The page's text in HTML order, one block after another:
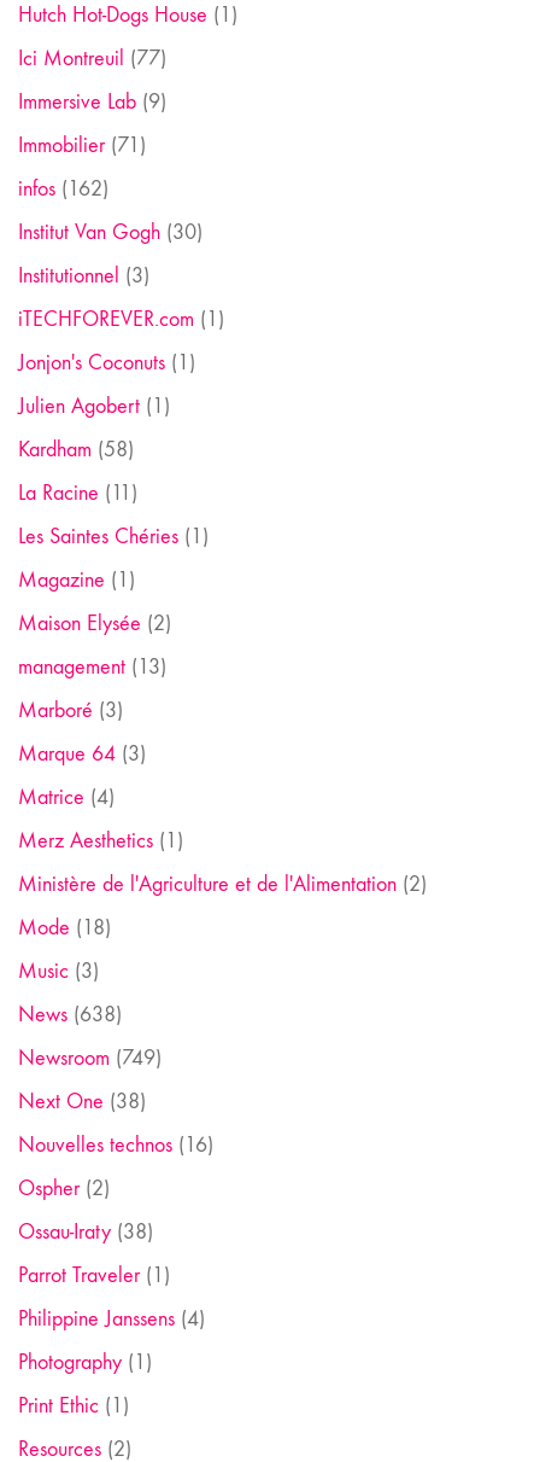
Hutch Hot-Dogs House (1)
Ici Montreuil (77)
Immersive Lab (9)
Immobilier(71)
infos (162)
Institut Van Gogh (30)
Institutionnel (3)
iTECHFOREVER.com (1)
Jonjon's Coconuts (1)
Julien Agobert (1)
Kardham (58)
La Racine (11)
Les Saintes Chéries (1)
Magazine (1)
Maison Elysée (2)
management (13)
Marboré (3)
Marque 64 (3)
Matrice (4)
Merz Aesthetics (1)
Ministère de l'Agriculture et de l'Alimentation (2)
Mode (18)
Music (3)
News (638)
Newsroom (749)
Next One (38)
Nouvelles technos (16)
Ospher(2)
Ossau-Iraty (38)
Parrot Traveler(1)
Philippine Janssens (4)
Photography (1)
Print Ethic (1)
Resources (2)